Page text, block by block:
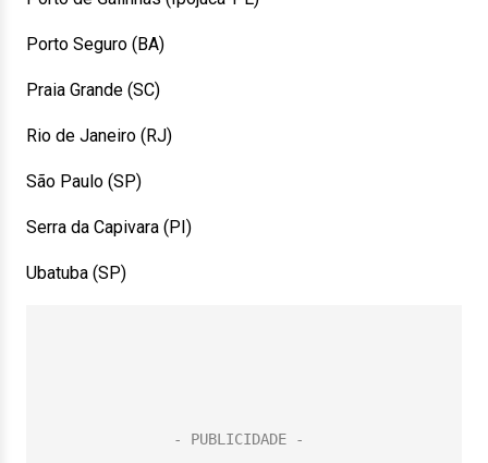
Porto Seguro (BA)
Praia Grande (SC)
Rio de Janeiro (RJ)
São Paulo (SP)
Serra da Capivara (PI)
Ubatuba (SP)